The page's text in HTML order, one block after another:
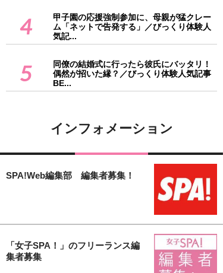
4
甲子園の応援強制参加に、母親が猛クレー
ム「ネットで告発する」／びっくり体験人
気記...
5
同僚の結婚式に行ったら彼氏にバッタリ！
偶然が招いた縁？／びっくり体験人気記事
BE...
インフォメーション
SPA!Web編集部 編集者募集！
「女子SPA！」のフリーランス編
集者募集